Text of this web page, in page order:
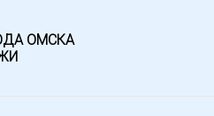
ОМСКА